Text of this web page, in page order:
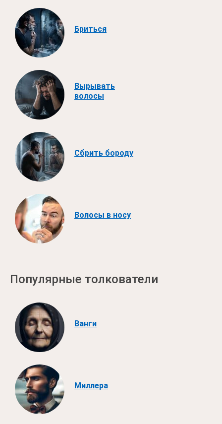
Бриться
Вырывать
волосы
Сбрить бороду
Волосы в носу
Популярные толкователи
Ванги
Миллера